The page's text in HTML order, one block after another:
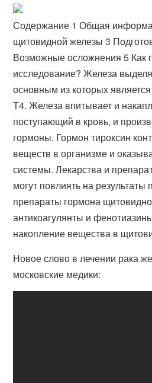
Содержание 1 Общая
щитовидной железы 3
Возможные осложнения 5 Как
исследование? Железа
основным из которых
T4. Железа впитывает и
поступающий в кровь, и
гормоны. Гормон тироксин
веществ в организме и
системы. Лекарства и
могут повлиять на результаты
препараты гормона
антикоагулянты и
накопление вещества в
Новое слово в лечении рака
московские медики: